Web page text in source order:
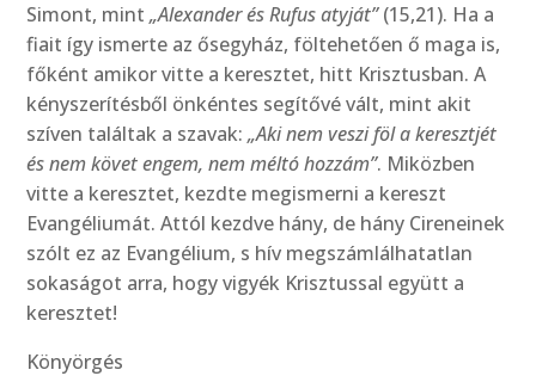
Simont, mint„Alexander és Rufus atyját”(15,21). Ha a
fiait így ismerte az ősegyház, föltehetően ő maga is,
főként amikor vitte a keresztet, hitt Krisztusban. A
kényszerítésből önkéntes segítővé vált, mint akit
szíven találtak a szavak:„Aki nem veszi föl a keresztjét
és nem követ engem, nem méltó hozzám”. Miközben
vitte a keresztet, kezdte megismerni a kereszt
Evangéliumát. Attól kezdve hány, de hány Cireneinek
szólt ez az Evangélium, s hív megszámlálhatatlan
sokaságot arra, hogy vigyék Krisztussal együtt a
keresztet!
Könyörgés